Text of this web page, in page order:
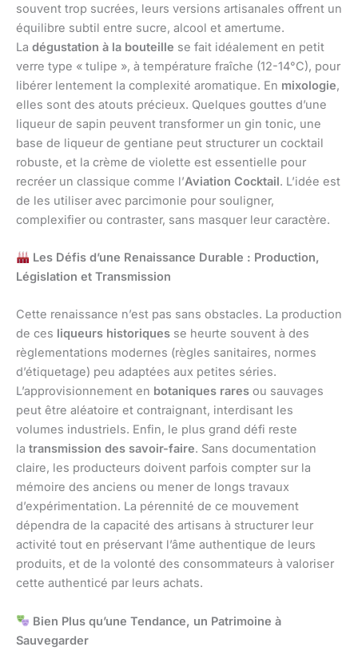
souvent trop sucrées, leurs versions artisanales offrent un
équilibre subtil entre sucre, alcool et amertume.
La dégustation à la bouteille se fait idéalement en petit
verre type « tulipe », à température fraîche (12-14°C), pour
libérer lentement la complexité aromatique. En mixologie,
elles sont des atouts précieux. Quelques gouttes d’une
liqueur de sapin peuvent transformer un gin tonic, une
base de liqueur de gentiane peut structurer un cocktail
robuste, et la crème de violette est essentielle pour
recréer un classique comme l’Aviation Cocktail. L’idée est
de les utiliser avec parcimonie pour souligner,
complexifier ou contraster, sans masquer leur caractère.
Les Défis d’une Renaissance Durable : Production,
Législation et Transmission
Cette renaissance n’est pas sans obstacles. La production
de ces liqueurs historiques se heurte souvent à des
règlementations modernes (règles sanitaires, normes
d’étiquetage) peu adaptées aux petites séries.
L’approvisionnement en botaniques rares ou sauvages
peut être aléatoire et contraignant, interdisant les
volumes industriels. Enfin, le plus grand défi reste
la transmission des savoir-faire. Sans documentation
claire, les producteurs doivent parfois compter sur la
mémoire des anciens ou mener de longs travaux
d’expérimentation. La pérennité de ce mouvement
dépendra de la capacité des artisans à structurer leur
activité tout en préservant l’âme authentique de leurs
produits, et de la volonté des consommateurs à valoriser
cette authenticé par leurs achats.
Bien Plus qu’une Tendance, un Patrimoine à
Sauvegarder